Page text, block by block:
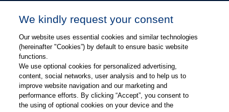
kevin.chang@thieme.com
关注微博
关注微信
We kindly request your consent
Our website uses essential cookies and similar technologies
(hereinafter "Cookies”) by default to ensure basic website
functions.
We use optional cookies for personalized advertising,
content, social networks, user analysis and to help us to
improve website navigation and our marketing and
performance efforts. By clicking “Accept”, you consent to
the using of optional cookies on your device and the